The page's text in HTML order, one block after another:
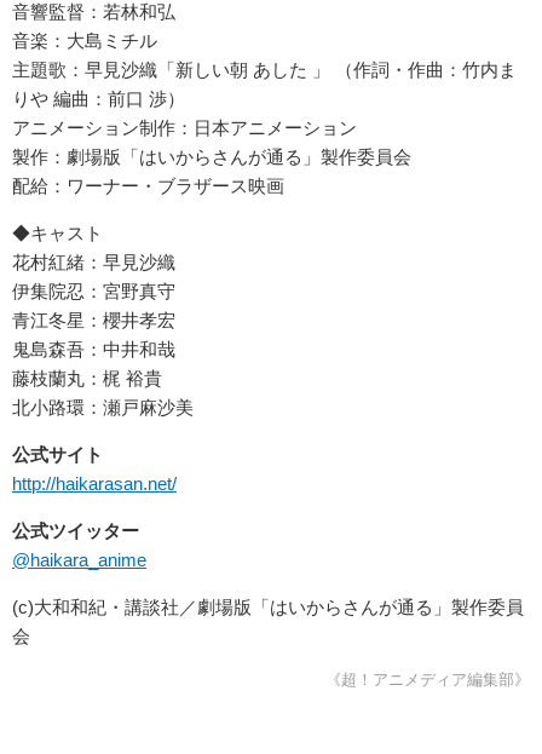
音響監督：若林和弘
音楽：大島ミチル
主題歌：早見沙織「新しい朝 あした 」 （作詞・作曲：竹内ま
りや 編曲：前口 渉）
アニメーション制作：日本アニメーション
製作：劇場版「はいからさんが通る」製作委員会
配給：ワーナー・ブラザース映画
◆キャスト
花村紅緒：早見沙織
伊集院忍：宮野真守
青江冬星：櫻井孝宏
鬼島森吾：中井和哉
藤枝蘭丸：梶 裕貴
北小路環：瀬戸麻沙美
公式サイト
http://haikarasan.net/
公式ツイッター
@haikara_anime
(c)大和和紀・講談社／劇場版「はいからさんが通る」製作委員
会
《超！アニメディア編集部》